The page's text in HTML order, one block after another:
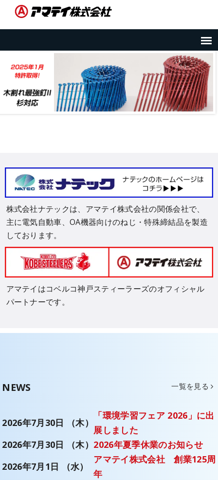
株式会社ナテックは、アマテイ株式会社の関係会社で、
主に電気自動車、OA機器向けのねじ・特殊締結品を製造
しております。
アマテイはコベルコ神戸スティーラーズのオフィシャル
パートナーです。
NEWS 一覧を見る
2026年7月30日 （木）
「環境学習フェア 2026」に出
展しました
2026年7月30日 （木） 2026年夏季休業のお知らせ
2026年7月1日 （水）
アマテイ株式会社 創業125周
年